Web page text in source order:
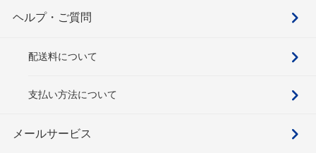
ヘルプ・ご質問
配送料について
支払い方法について
メールサービス